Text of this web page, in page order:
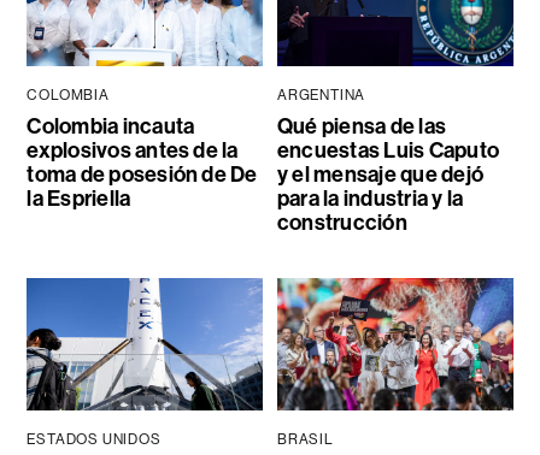
COLOMBIA
Colombia incauta
explosivos antes de la
toma de posesión de De
la Espriella
ARGENTINA
Qué piensa de las
encuestas Luis Caputo
y el mensaje que dejó
para la industria y la
construcción
ESTADOS UNIDOS BRASIL